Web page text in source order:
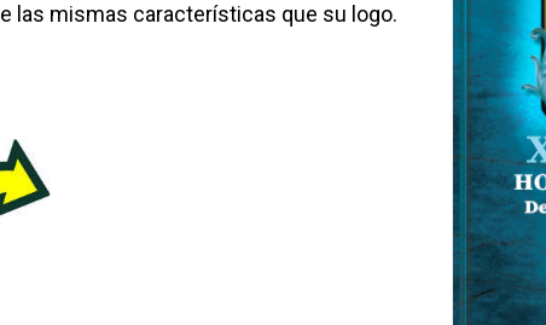
las mismas características que su logo.